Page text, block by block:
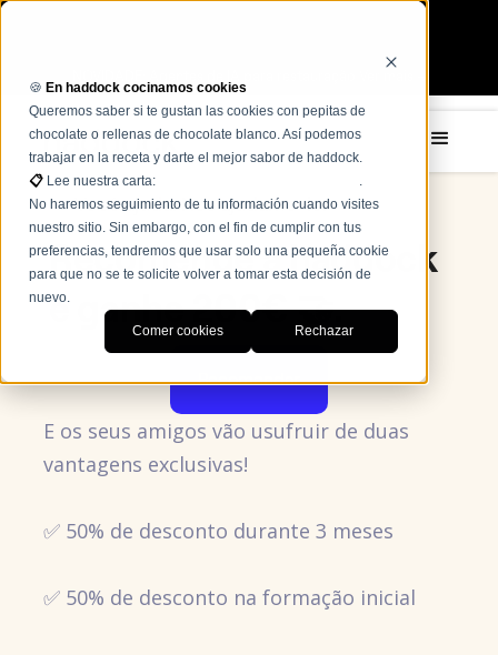
🍪En haddock cocinamos cookies
Queremos saber si te gustan las cookies con pepitas de
chocolate o rellenas de chocolate blanco. Así podemos
trabajar en la receta y darte el mejor sabor de haddock.
📋 Lee nuestra carta:
No haremos seguimiento de tu información cuando visites
nuestro sitio. Sin embargo, con el fin de cumplir con tus
preferencias, tendremos que usar solo una pequeña cookie
para que no se te solicite volver a tomar esta decisión de
nuevo.
Comer cookies Rechazar
Você ajuda. Nós ajudamo-lo.
Recomende a haddock
e ganhe 200€ 🤝.
Recomendar
E os seus amigos vão usufruir de duas
vantagens exclusivas!
✅ 50% de desconto durante 3 meses
✅ 50% de desconto na formação inicial